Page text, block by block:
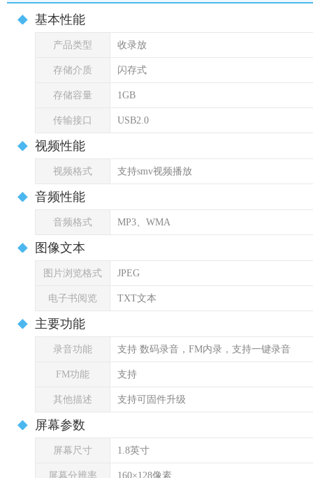
基本性能
产品类型 收录放
存储介质 闪存式
存储容量 1GB
传输接口 USB2.0
视频性能
视频格式 支持smv视频播放
音频性能
音频格式 MP3、WMA
图像文本
图片浏览格式 JPEG
电子书阅览 TXT文本
主要功能
录音功能 支持 数码录音，FM内录，支持一键录音
FM功能 支持
其他描述 支持可固件升级
屏幕参数
屏幕尺寸 1.8英寸
屏幕分辨率 160×128像素